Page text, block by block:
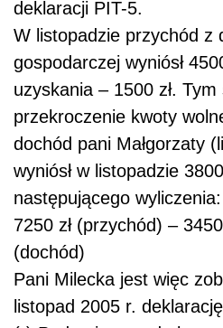
deklaracji PIT-5.
W listopadzie przychód z
gospodarczej wyniósł
uzyskania – 1500 zł.
przekroczenie kwoty
dochód pani Małgorzaty
wyniósł w listopadzie
następującego wyliczenia:
7250 zł (przychód) –
(dochód)
Pani Milecka jest więc
listopad 2005 r.